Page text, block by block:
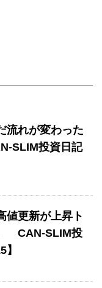
流れが変わった
SLIM投資日記
値更新が上昇ト
CAN-SLIM投